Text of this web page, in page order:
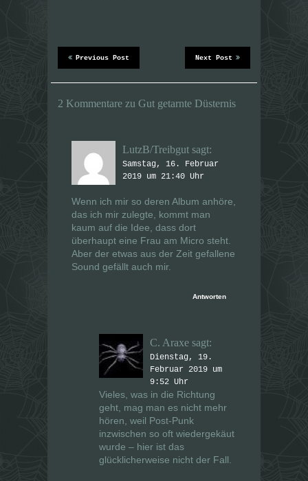
r
d
n
e
u
e
n
e
r
e
ö
f
f
n
e
)
n
e
u
n
s
t
e
e
ö
f
f
n
e
)
Next Post
Previous Post
2 Kommentare zu Gut getarnte Düsternis
LutzB/Treibgut sagt:
Samstag, 16. Februar
2019 um 21:40 Uhr
Wenn ich mir so deren Album anhöre,
das ich mir zulegte, kommt man
kaum auf die Idee, dass dort
überhaupt eine Frau am Micro steht.
Aber der etwas aus der Zeit gefallene
Sound gefällt auch mir.
Antworten
C. Araxe sagt:
Dienstag, 19.
Februar 2019 um
9:52 Uhr
Vieles, was in die Richtung
geht, mag man es nicht mehr
hören, weil Post-Punk
inzwischen so oft wiedergekäut
wurde – hier ist das
glücklicherweise nicht der Fall.